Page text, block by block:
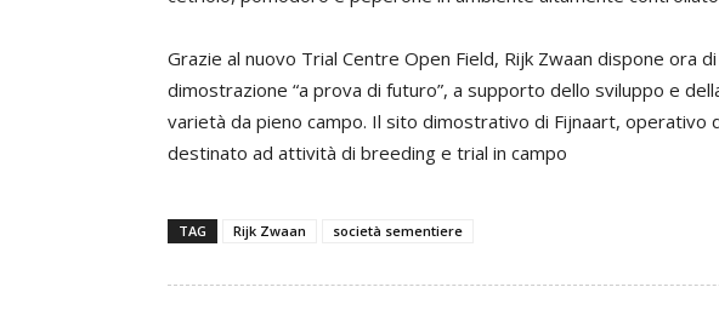
Grazie al nuovo Trial Centre Open Field, Rijk Zwaan dispone ora
dimostrazione “a prova di futuro”, a supporto dello sviluppo e
varietà da pieno campo. Il sito dimostrativo di Fijnaart, operativo
destinato ad attività di breeding e trial in campo
TAG Rijk Zwaan società sementiere